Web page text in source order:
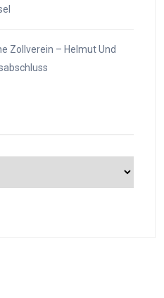
Zollverein – Helmut Und